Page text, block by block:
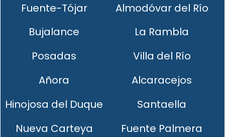
Fuente-Tójar
Almodóvar del Río
Bujalance
La Rambla
Posadas
Villa del Río
Añora
Alcaracejos
Hinojosa del Duque
Santaella
Nueva Carteya
Fuente Palmera